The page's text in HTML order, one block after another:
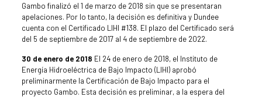
Gambo finalizó el 1 de marzo de 2018 sin que se presentaran
apelaciones. Por lo tanto, la decisión es definitiva y Dundee
cuenta con el Certificado LIHI #138. El plazo del Certificado será
del 5 de septiembre de 2017 al 4 de septiembre de 2022.
30 de enero de 2018 El 24 de enero de 2018, el Instituto de
Energía Hidroeléctrica de Bajo Impacto (LIHI) aprobó
preliminarmente la Certificación de Bajo Impacto para el
proyecto Gambo. Esta decisión es preliminar, a la espera del